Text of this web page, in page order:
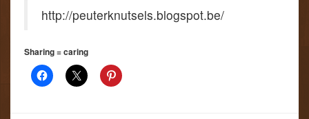
http://peuterknutsels.blogspot.be/
Sharing = caring